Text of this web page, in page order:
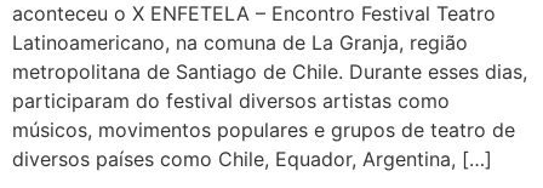
aconteceu o X ENFETELA – Encontro Festival Teatro
Latinoamericano, na comuna de La Granja, região
metropolitana de Santiago de Chile. Durante esses dias,
participaram do festival diversos artistas como
músicos, movimentos populares e grupos de teatro de
diversos países como Chile, Equador, Argentina, […]